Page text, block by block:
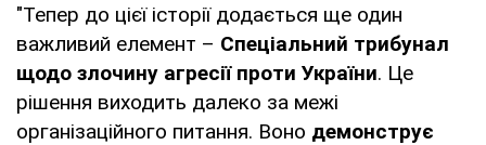
"Тепер до цієї історії додається ще один
важливий елемент – Спеціальний трибунал
щодо злочину агресії проти України. Це
рішення виходить далеко за межі
організаційного питання. Воно демонструє